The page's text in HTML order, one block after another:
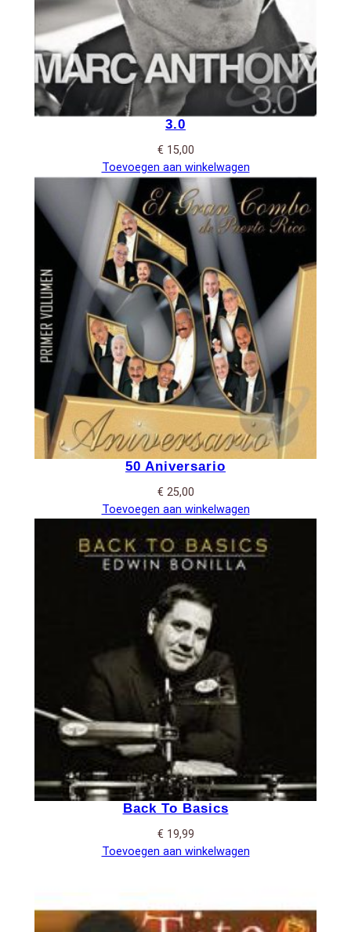
3.0
€ 15,00
Toevoegen aan winkelwagen
50 Aniversario
€ 25,00
Toevoegen aan winkelwagen
Back To Basics
€ 19,99
Toevoegen aan winkelwagen